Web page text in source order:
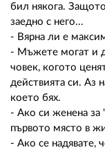
бил някога.
заедно с него...
- Вярна ли е
- Мъжете могат и
човек, когото
действията си. Аз
което бях.
- Ако си женена за
първото място в
- Ако се надявате,